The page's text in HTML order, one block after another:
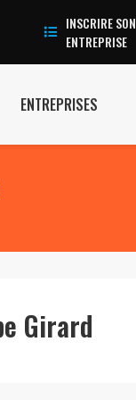
INSCRIRE SON
ENTREPRISE
ENTREPRISES
Girard